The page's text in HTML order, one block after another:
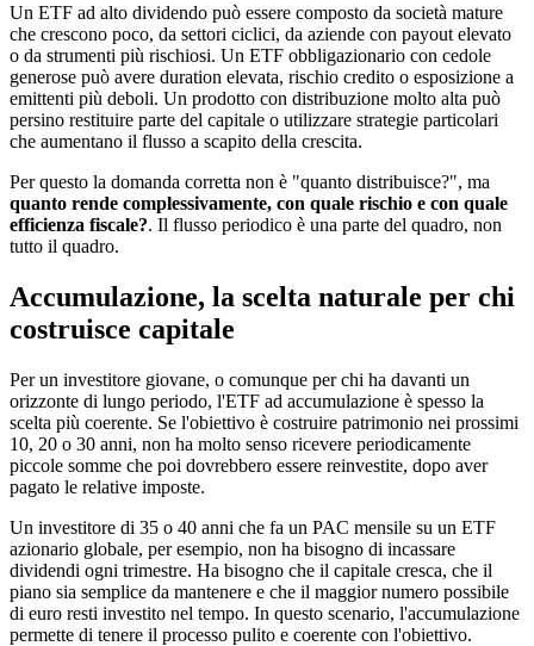
Un ETF ad alto dividendo può essere composto da società mature
che crescono poco, da settori ciclici, da aziende con payout elevato
o da strumenti più rischiosi. Un ETF obbligazionario con cedole
generose può avere duration elevata, rischio credito o esposizione a
emittenti più deboli. Un prodotto con distribuzione molto alta può
persino restituire parte del capitale o utilizzare strategie particolari
che aumentano il flusso a scapito della crescita.
Per questo la domanda corretta non è "quanto distribuisce?", ma
quanto rende complessivamente, con quale rischio e con quale
efficienza fiscale?. Il flusso periodico è una parte del quadro, non
tutto il quadro.
Accumulazione, la scelta naturale per chi
costruisce capitale
Per un investitore giovane, o comunque per chi ha davanti un
orizzonte di lungo periodo, l'ETF ad accumulazione è spesso la
scelta più coerente. Se l'obiettivo è costruire patrimonio nei prossimi
10, 20 o 30 anni, non ha molto senso ricevere periodicamente
piccole somme che poi dovrebbero essere reinvestite, dopo aver
pagato le relative imposte.
Un investitore di 35 o 40 anni che fa un PAC mensile su un ETF
azionario globale, per esempio, non ha bisogno di incassare
dividendi ogni trimestre. Ha bisogno che il capitale cresca, che il
piano sia semplice da mantenere e che il maggior numero possibile
di euro resti investito nel tempo. In questo scenario, l'accumulazione
permette di tenere il processo pulito e coerente con l'obiettivo.